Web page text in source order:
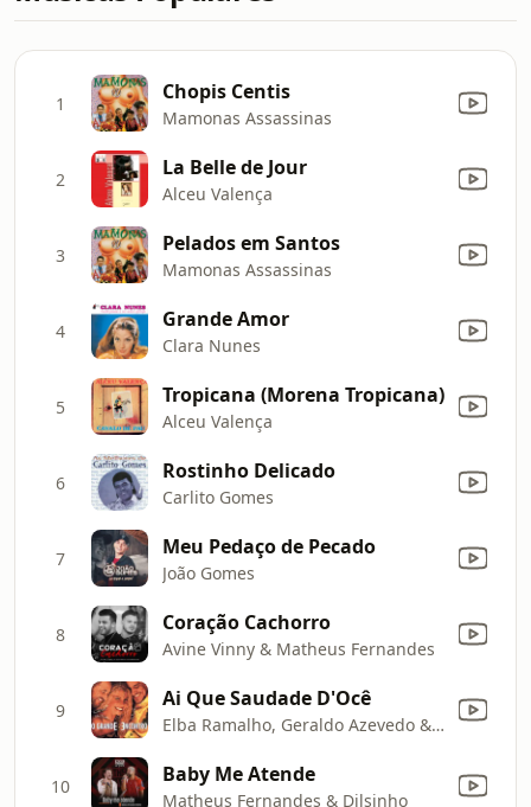
1 Chopis Centis
Mamonas Assassinas
2 La Belle de Jour
Alceu Valença
3 Pelados em Santos
Mamonas Assassinas
4 Grande Amor
Clara Nunes
5 Tropicana (Morena Tropicana)
Alceu Valença
6 Rostinho Delicado
Carlito Gomes
7 Meu Pedaço de Pecado
João Gomes
8 Coração Cachorro
Avine Vinny & Matheus Fernandes
9 Ai Que Saudade D'Ocê
Elba Ramalho, Geraldo Azevedo & Zé Ramalho
10 Baby Me Atende
Matheus Fernandes & Dilsinho